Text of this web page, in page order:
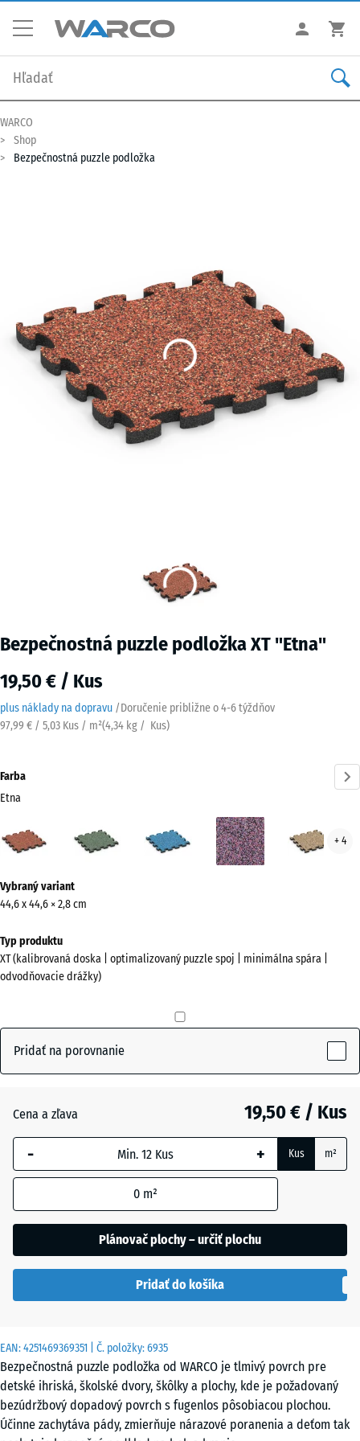
WARCO
Shop
Bezpečnostná puzzle podložka
Bezpečnostná puzzle podložka XT "Etna"
19,50 € / Kus
plus náklady na dopravu /Doručenie približne o4-6 týždňov
97,99 € / 5,03 Kus / m²(4,34 kg / Kus)
EAN:4251469369351 | Č. položky:6935
Bezpečnostná puzzle podložka od WARCO je tlmivý povrch pre
detské ihriská, školské dvory, škôlky a plochy, kde je požadovaný
bezúdržbový dopadový povrch s fugenlos pôsobiacou plochou.
Účinne zachytáva pády, zmierňuje nárazové poranenia a deťom tak
Farba
Etna
(active)
trávnik
Atlantik Levanduľa
+ 4
informácií
o
Zobraziť
farebnú
(active)
trávnik
Atlantik
Sivá
žula
Terakota
Vybraný variant
44,6 x 44,6 × 2,8 cm
Typ produktu
XT (kalibrovaná doska | optimalizovaný puzzle spoj | minimálna spára |
odvodňovacie drážky)
Pridať na porovnanie
Cena a zľava 19,50 € / Kus
- + Kus m²
0 m²
Plánovač plochy – určiť plochu
Pridať do košíka